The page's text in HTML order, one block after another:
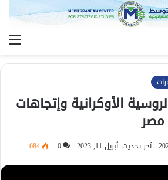
الأوكرانية وإتجاهات
مصر
آخر تحديث: أبريل 11, 2023 0
684